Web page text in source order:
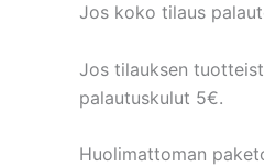
Jos koko tilaus
Jos tilauksen
palautuskulut 5€.
Huolimattoman